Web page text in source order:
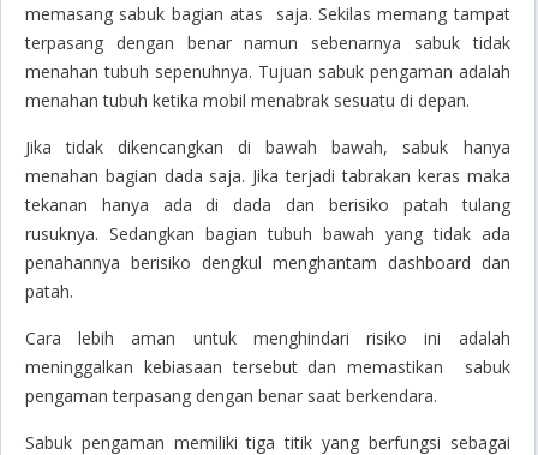
memasang sabuk bagian atas saja. Sekilas memang tampat
terpasang dengan benar namun sebenarnya sabuk tidak
menahan tubuh sepenuhnya. Tujuan sabuk pengaman adalah
menahan tubuh ketika mobil menabrak sesuatu di depan.
Jika tidak dikencangkan di bawah bawah, sabuk hanya
menahan bagian dada saja. Jika terjadi tabrakan keras maka
tekanan hanya ada di dada dan berisiko patah tulang
rusuknya. Sedangkan bagian tubuh bawah yang tidak ada
penahannya berisiko dengkul menghantam dashboard dan
patah.
Cara lebih aman untuk menghindari risiko ini adalah
meninggalkan kebiasaan tersebut dan memastikan sabuk
pengaman terpasang dengan benar saat berkendara.
Sabuk pengaman memiliki tiga titik yang berfungsi sebagai